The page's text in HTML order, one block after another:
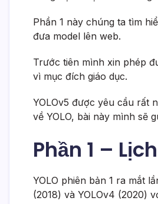
Phần 1 này chúng ta tìm
đưa model lên web.
Trước tiên mình xin phép
vì mục đích giáo dục.
YOLOv5 được yêu cầu rất
về YOLO, bài này mình sẽ
Phần 1 –
YOLO phiên bản 1 ra mắt
(2018) và YOLOv4 (2020)